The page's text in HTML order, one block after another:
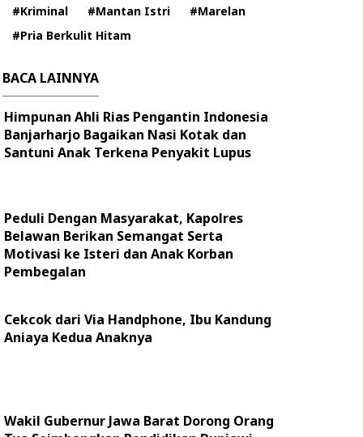
#Kriminal #Mantan Istri
#Marelan
#Pria Berkulit Hitam
BACA LAINNYA
Himpunan Ahli Rias Pengantin Indonesia
Banjarharjo Bagaikan Nasi Kotak dan
Santuni Anak Terkena Penyakit Lupus
Peduli Dengan Masyarakat, Kapolres
Belawan Berikan Semangat Serta
Motivasi ke Isteri dan Anak Korban
Pembegalan
Cekcok dari Via Handphone, Ibu Kandung
Aniaya Kedua Anaknya
Wakil Gubernur Jawa Barat Dorong Orang